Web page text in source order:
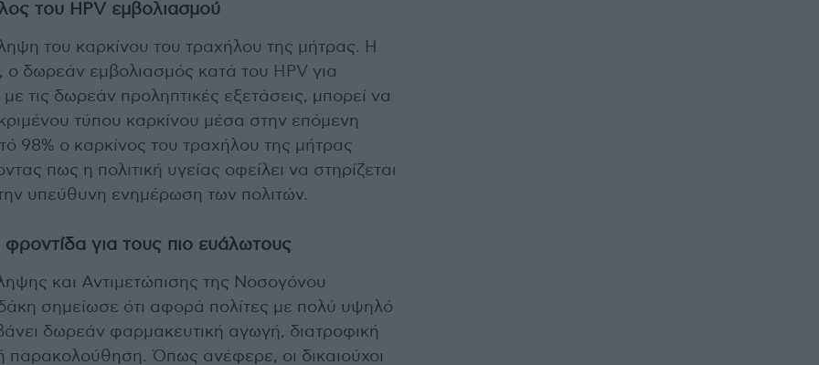
του HPV εμβολιασμού
του καρκίνου του τραχήλου της μήτρας. Η
ο δωρεάν εμβολιασμός κατά του HPV για
τις δωρεάν προληπτικές εξετάσεις, μπορεί να
τύπου καρκίνου μέσα στην επόμενη
98% ο καρκίνος του τραχήλου της μήτρας
πως η πολιτική υγείας οφείλει να στηρίζεται
υπεύθυνη ενημέρωση των πολιτών.
για τους πιο ευάλωτους
και Αντιμετώπισης της Νοσογόνου
σημείωσε ότι αφορά πολίτες με πολύ υψηλό
δωρεάν φαρμακευτική αγωγή, διατροφική
παρακολούθηση. Όπως ανέφερε, οι δικαιούχοι